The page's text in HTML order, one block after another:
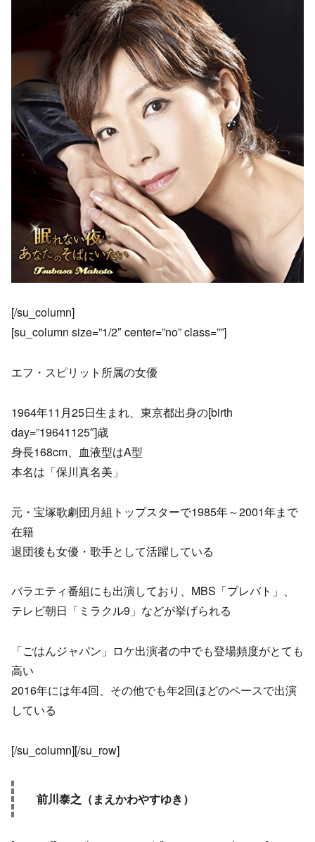
[/su_column]
[su_column size=”1/2″ center=”no” class=””]
エフ・スピリット所属の女優
1964年11月25日生まれ、東京都出身の[birth
day=”19641125″]歳
身長168cm、血液型はA型
本名は「保川真名美」
元・宝塚歌劇団月組トップスターで1985年～2001年まで
在籍
退団後も女優・歌手として活躍している
バラエティ番組にも出演しており、MBS「プレバト」、
テレビ朝日「ミラクル9」などが挙げられる
「ごはんジャパン」ロケ出演者の中でも登場頻度がとても
高い
2016年には年4回、その他でも年2回ほどのペースで出演
している
[/su_column][/su_row]
前川泰之（まえかわやすゆき）